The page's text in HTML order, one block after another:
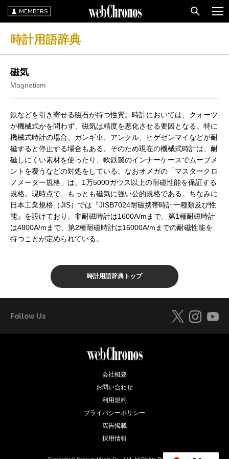
MEMBERS
時計用語辞典
磁気
Magnetism
鉄などを引き寄せる磁石が持つ性質。時計においては、クォーツ
か機械式かを問わず、磁気は精度を悪化させる要因となる。特に
機械式時計の場合、ガンギ車、アンクル、ヒゲゼンマイなどが耐
磁すると停止する場合もある。そのため現在の機械式時計は、耐
磁しにくい素材を使ったり、軟鉄製のインナーケースでムーブメ
ントを覆うなどの対処をしている。なおオメガの「マスタークロ
ノメーター規格」は、1万5000ガウス以上の耐磁性能を保証する
規格。現時点で、もっとも磁気に強い公的規格である。ちなみに
日本工業規格（JIS）では『JISB7024耐磁携帯時計一種類及び性
能』を設けており、非耐磁時計は1600A/mまで、第1種耐磁時計
は4800A/mまで、第2種耐磁時計は16000A/mまでの耐磁性能を
持つことが定められている。
時計用語辞典トップ
Follow Us
会社概要
お問い合わせ
利用規約
プライバシーポリシー
広告掲載
採用情報